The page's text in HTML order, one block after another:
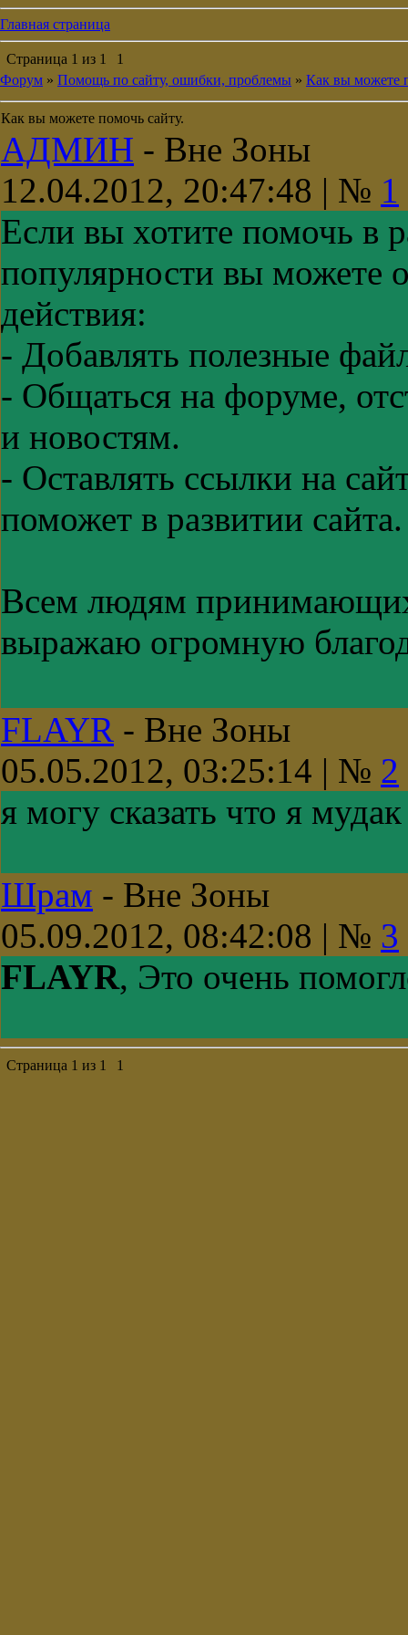
Главная страница
Страница 1 из 1
1
Форум » Помощь по сайту, ошибки, проблемы » Как вы можете
Как вы можете помочь сайту.
АДМИН - Вне Зоны
12.04.2012, 20:47:48 | № 1
Если вы хотите помочь в
популярности вы можете
действия:
- Добавлять полезные
- Общаться на форуме,
и новостям.
- Оставлять ссылки на
поможет в развитии сайта.
Всем людям принимающих
выражаю огромную
FLAYR - Вне Зоны
05.05.2012, 03:25:14 | № 2
я могу сказать что я
Шрам - Вне Зоны
05.09.2012, 08:42:08 | № 3
FLAYR, Это очень
Страница 1 из 1 1